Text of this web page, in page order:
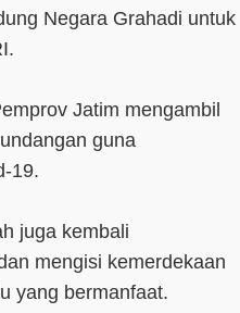
Negara Grahadi untuk
Jatim mengambil
guna
19.
juga kembali
mengisi kemerdekaan
yang bermanfaat.